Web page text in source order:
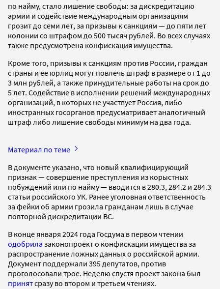
по найму, стало лишение свободы: за дискредитацию
армии и содействие международным организациям
грозит до семи лет, за призывы к санкциям — до пяти лет
колонии со штрафом до 500 тысяч рублей. Во всех случаях
также предусмотрена конфискация имущества.
Кроме того, призывы к санкциям против России, граждан
страны и ее юрлиц могут повлечь штраф в размере от 1 до
3 млн рублей, а также принудительные работы на срок до
5 лет. Содействие в исполнении решений международных
организаций, в которых не участвует Россия, либо
иностранных госорганов предусматривает аналогичный
штраф либо лишение свободы минимум на два года.
Материал по теме
В документе указано, что новый квалифицирующий
признак — совершение преступления из корыстных
побуждений или по найму — вводится в 280.3, 284.2 и 284.3
статьи российского УК. Ранее уголовная ответственность
за фейки об армии грозила гражданам лишь в случае
повторной дискредитации ВС.
В конце января 2024 года Госдума в первом чтении
одобрила законопроект о конфискации имущества за
распространение ложных данных о российской армии.
Документ поддержали 395 депутатов, против
проголосовали трое. Неделю спустя проект закона был
принятсразу во втором и третьем чтениях.